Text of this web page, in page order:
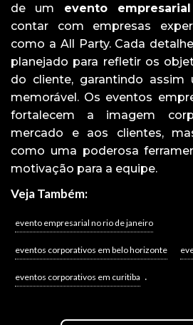
de um evento
contar com empresas
como a All Party. Cada
planejado para refletir os
do cliente, garantindo
memorável. Os eventos
fortalecem a imagem
mercado e aos clientes,
como uma poderosa
motivação para a equipe.
Veja Também:
evento empresarial no rio de janeiro
eventos corporativos em belo horizonte
eventos corporativos em curitiba .